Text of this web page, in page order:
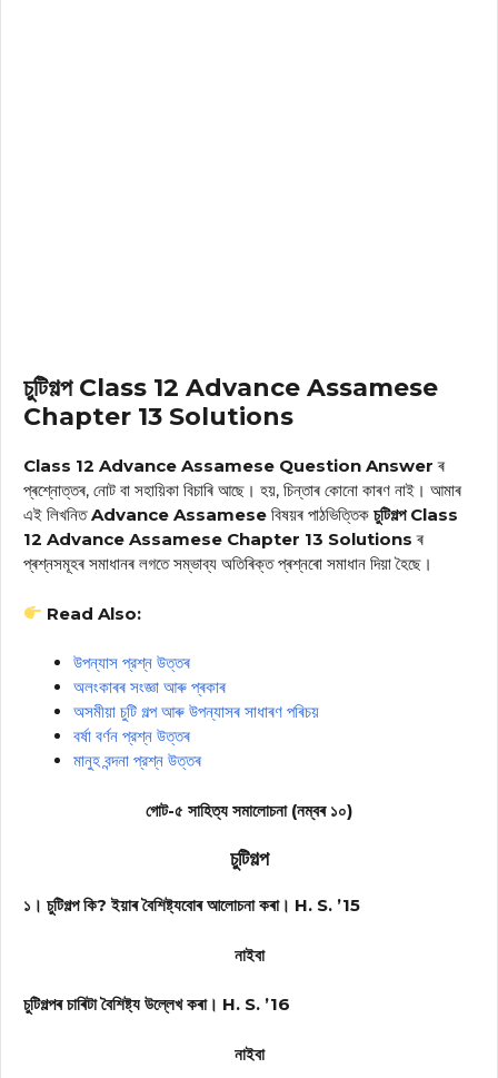
চুটিগল্প Class 12 Advance Assamese
Chapter 13 Solutions
Class 12 Advance Assamese Question Answerৰ
প্ৰশ্নোত্তৰ, নোট বা সহায়িকা বিচাৰি আছে। হয়, চিন্তাৰ কোনো কাৰণ নাই। আমাৰ
এই লিখনিতAdvance Assamese বিষয়ৰ পাঠভিত্তিক চুটিগল্প Class
12 Advance Assamese Chapter 13 Solutionsৰ
প্ৰশ্নসমূহৰ সমাধানৰ লগতে সম্ভাব্য অতিৰিক্ত প্ৰশ্নৰো সমাধান দিয়া হৈছে।
Read Also:
উপন্যাস প্রশ্ন উত্তৰ
অলংকাৰৰ সংজ্ঞা আৰু প্ৰকাৰ
অসমীয়া চুটি গল্প আৰু উপন্যাসৰ সাধাৰণ পৰিচয়
বৰ্ষা বৰ্ণন প্রশ্ন উত্তৰ
মানুহ বন্দনা প্রশ্ন উত্তৰ
গোট-৫ সাহিত্য সমালোচনা (নম্বৰ ১০)
চুটিগল্প
১। চুটিগল্প কি? ইয়াৰ বৈশিষ্ট্যবোৰ আলোচনা কৰা। H. S. ’15
নাইবা
চুটিগল্পৰ চাৰিটা বৈশিষ্ট্য উল্লেখ কৰা। H. S. ’16
নাইবা